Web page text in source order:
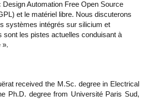
Automation Free Open Source
et le matériel libre. Nous discuterons
systèmes intégrés sur silicium et
sont les pistes actuelles conduisant à
».
received the M.Sc. degree in Electrical
Ph.D. degree from Université Paris Sud,